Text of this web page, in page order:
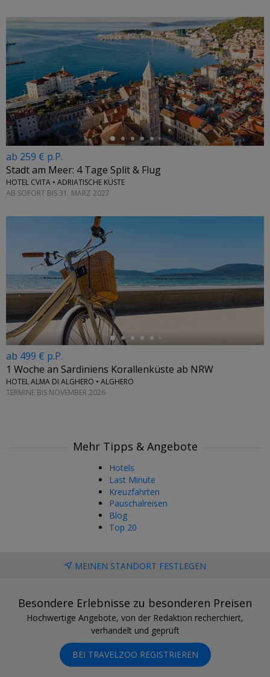
←
ab 259 € p.P.
Stadt am Meer: 4 Tage Split & Flug
HOTEL CVITA • ADRIATISCHE KÜSTE
AB SOFORT BIS 31. MÄRZ 2027
←
ab 499 € p.P.
1 Woche an Sardiniens Korallenküste ab NRW
HOTEL ALMA DI ALGHERO • ALGHERO
TERMINE BIS NOVEMBER 2026
Mehr Tipps & Angebote
Hotels
Last Minute
Kreuzfahrten
Pauschalreisen
Blog
Top 20
MEINEN STANDORT FESTLEGEN
Besondere Erlebnisse zu besonderen Preisen
Hochwertige Angebote, von der Redaktion recherchiert,
verhandelt und geprüft
BEI TRAVELZOO REGISTRIEREN